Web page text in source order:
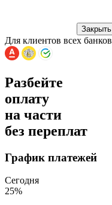
Закрыть
Для клиентов всех банков
Разбейте
оплату
на части
без переплат
График платежей
Сегодня
25%